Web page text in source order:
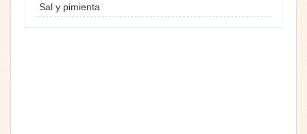
Sal y pimienta